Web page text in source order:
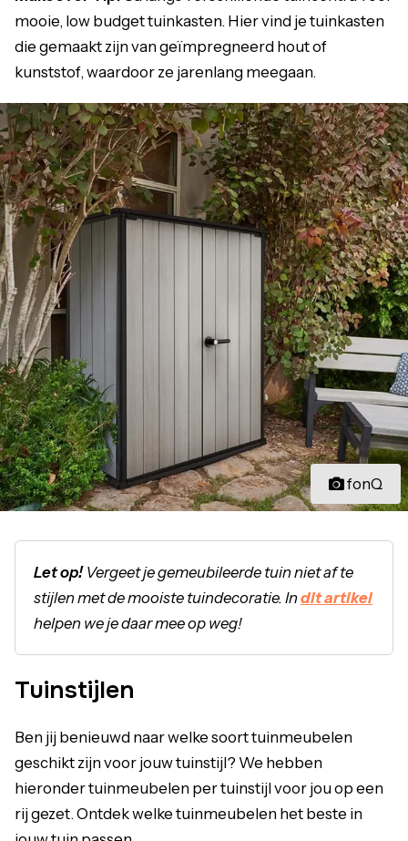
mooie, low budget tuinkasten. Hier vind je tuinkasten
die gemaakt zijn van geïmpregneerd hout of
kunststof, waardoor ze jarenlang meegaan.
fonQ
Let op!Vergeet je gemeubileerde tuin niet af te
stijlen met de mooiste tuindecoratie. Indit artikel
helpen we je daar mee op weg!
Tuinstijlen
Ben jij benieuwd naar welke soort tuinmeubelen
geschikt zijn voor jouw tuinstijl? We hebben
hieronder tuinmeubelen per tuinstijl voor jou op een
rij gezet. Ontdek welke tuinmeubelen het beste in